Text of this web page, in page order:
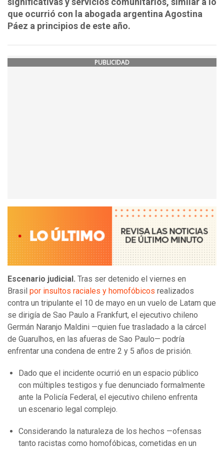
que ocurrió con la abogada argentina Agostina
Páez a principios de este año.
PUBLICIDAD
Escenario judicial. Tras ser detenido el viernes en
Brasil por insultos raciales y homofóbicos realizados
contra un tripulante el 10 de mayo en un vuelo de Latam que
se dirigía de Sao Paulo a Frankfurt, el ejecutivo chileno
Germán Naranjo Maldini —quien fue trasladado a la cárcel
de Guarulhos, en las afueras de Sao Paulo— podría
enfrentar una condena de entre 2 y 5 años de prisión.
Dado que el incidente ocurrió en un espacio público
con múltiples testigos y fue denunciado formalmente
ante la Policía Federal, el ejecutivo chileno enfrenta
un escenario legal complejo.
Considerando la naturaleza de los hechos —ofensas
tanto racistas como homofóbicas, cometidas en un